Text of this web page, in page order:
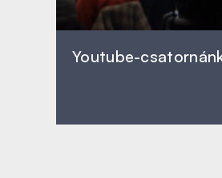
Youtube-